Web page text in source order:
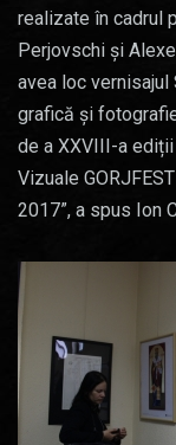
realizate în cadrul
Perjovschi și
avea loc vernisajul
grafică și
de a XXVIII-a
Vizuale
2017”, a spus Ion